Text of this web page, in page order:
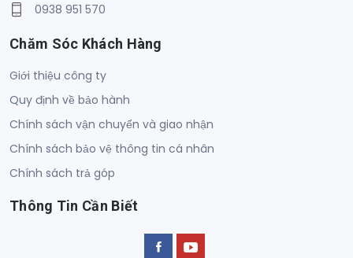
0938 951 570
Chăm Sóc Khách Hàng
Giới thiệu công ty
Quy định về bảo hành
Chính sách vận chuyển và giao nhận
Chính sách bảo vệ thông tin cá nhân
Chính sách trả góp
Thông Tin Cần Biết